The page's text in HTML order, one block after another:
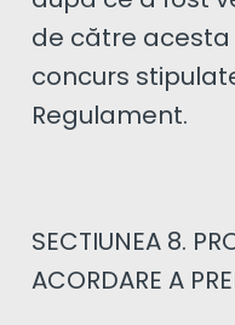
de către acesta
concurs
Regulament.
SECTIUNEA 8.
ACORDARE A